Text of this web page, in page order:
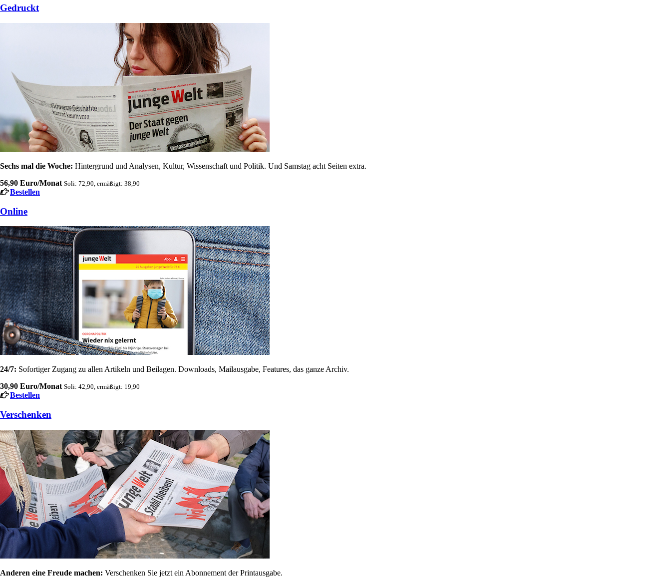
Gedruckt
Sechs mal die Woche: Hintergrund und Analysen, Kultur, Wissenschaft und Politik. Und Samstag acht Seiten extra.
56,90 Euro/Monat Soli: 72,90, ermäßigt: 38,90
Bestellen
Online
24/7: Sofortiger Zugang zu allen Artikeln und Beilagen. Downloads, Mailausgabe, Features, das ganze Archiv.
30,90 Euro/Monat Soli: 42,90, ermäßigt: 19,90
Bestellen
Verschenken
Anderen eine Freude machen: Verschenken Sie jetzt ein Abonnement der Printausgabe.